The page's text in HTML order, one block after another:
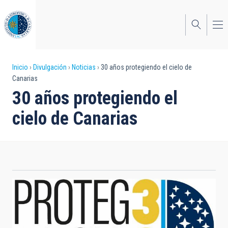
al
contenido
principal
Sobrescribir
enlaces
de
ayuda
navegación
Inicio Divulgación Noticias
30 años protegiendo el cielo de
Canarias
30 años protegiendo el
cielo de Canarias